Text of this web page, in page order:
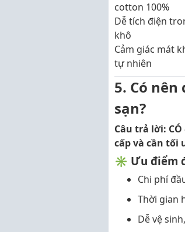
cotton 100%
Dễ tích điện
khô
Cảm giác mát
tự nhiên
5. Có
sạn?
Câu trả lời:
cấp và cần tối
✳️ Ưu điểm
Chi phí
Thời gian
Dễ vệ